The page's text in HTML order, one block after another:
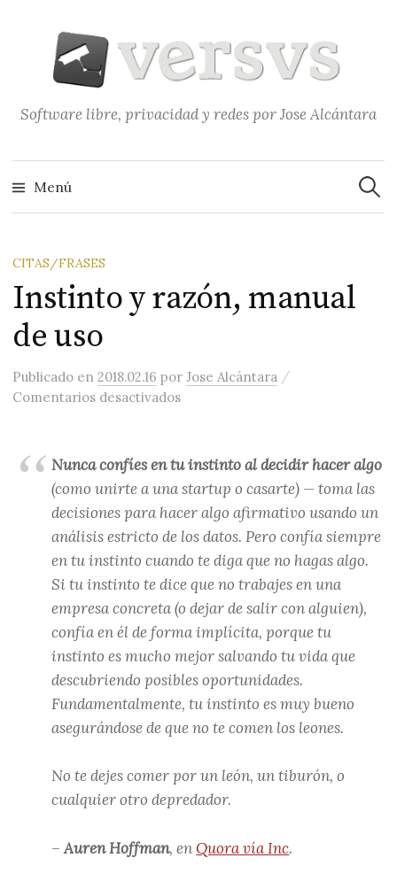
contenido
Software libre, privacidad y redes por Jose Alcántara
Menú
CITAS/FRASES
Instinto y razón, manual
de uso
Publicado en2018.02.16 porJose Alcántara /
Comentarios desactivadosen Instinto y razón, manual de
Nunca confíes en tu instinto al decidir hacer algo
(como unirte a una startup o casarte) — toma las
decisiones para hacer algo afirmativo usando un
análisis estricto de los datos. Pero confíasiempre
en tu instinto cuando te diga queno hagas algo.
Si tu instinto te dice que no trabajes en una
empresa concreta (o dejar de salir con alguien),
confía en él de forma implícita, porque tu
instinto es mucho mejor salvando tu vida que
descubriendo posibles oportunidades.
Fundamentalmente, tu instinto es muy bueno
asegurándose de que no te comen los leones.
No te dejes comer por un león, un tiburón, o
cualquier otro depredador.
–Auren Hoffman, enQuora vía Inc.